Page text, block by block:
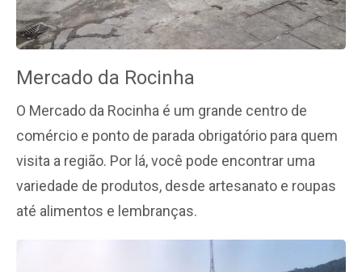
Mercado da Rocinha
O Mercado da Rocinha é um grande centro de
comércio e ponto de parada obrigatório para quem
visita a região. Por lá, você pode encontrar uma
variedade de produtos, desde artesanato e roupas
até alimentos e lembranças.